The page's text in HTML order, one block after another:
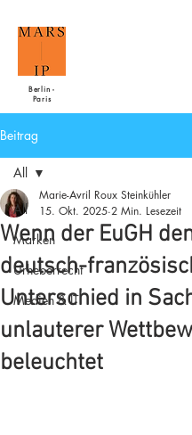
Berlin -
Paris
Beitrag
All
Marken
Urheberrecht
Medien & IT
All
Wenn der EuGH
deutsch-
Unterschied in
unlauterer
beleuchtet
Marie-Avril Roux Steinkühler
15. Okt. 2025 2 Min. Lesezeit